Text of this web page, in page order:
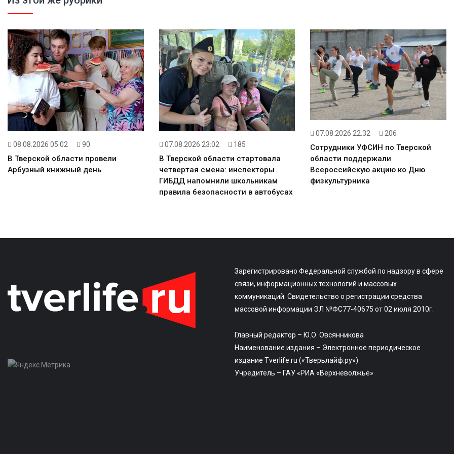
08.08.2026 05:02 90
В Тверской области провели
Арбузный книжный день
07.08.2026 23:02 185
В Тверской области стартовала
четвертая смена: инспекторы
ГИБДД напомнили школьникам
правила безопасности в автобусах
07.08.2026 22:32 206
Сотрудники УФСИН по Тверской
области поддержали
Всероссийскую акцию ко Дню
физкультурника
Зарегистрировано Федеральной службой по надзору в сфере
связи, информационных технологий и массовых
коммуникаций. Свидетельство о регистрации средства
массовой информации ЭЛ №ФС77-40675 от 02 июля 2010г.
Главный редактор – Ю.О. Овсянникова
Наименование издания – Электронное периодическое
издание Tverlife.ru («Тверьлайф.ру»)
Учредитель – ГАУ «РИА «Верхневолжье»